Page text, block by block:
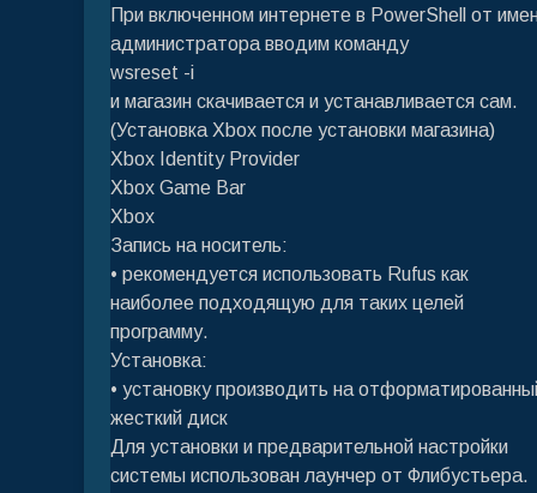
При включенном интернете в PowerShell от
администратора вводим команду
wsreset -i
и магазин скачивается и устанавливается сам.
(Установка Xbox после установки магазина)
Xbox Identity Provider
Xbox Game Bar
Xbox
Запись на носитель:
• рекомендуется использовать Rufus как
наиболее подходящую для таких целей
программу.
Установка:
• установку производить на
жесткий диск
Для установки и предварительной настройки
системы использован лаунчер от Флибустьера.